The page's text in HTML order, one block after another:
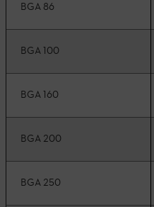
BGA 86
BGA 100
BGA 160
BGA 200
BGA 250